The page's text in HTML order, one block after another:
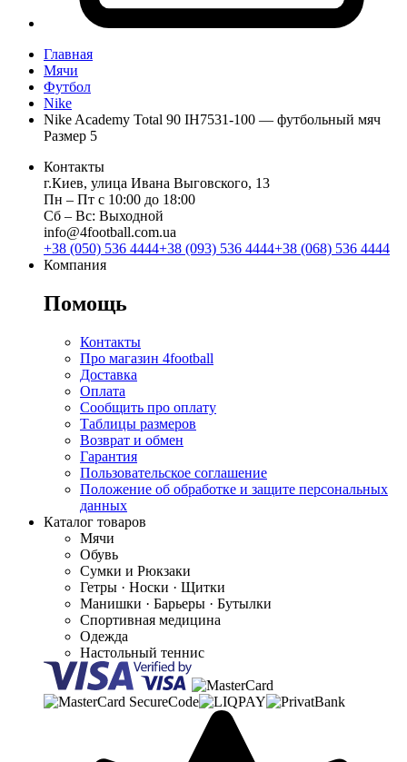
Главная
Мячи
Футбол
Nike
Nike Academy Total 90 IH7531-100 — футбольный мяч
Размер 5
Контакты
г.Киев, улица Ивана Выговского, 13
Пн ‒ Пт с 10:00 до 18:00
Сб ‒ Вс: Выходной
info@4football.com.ua
+38 (050) 536 4444+38 (093) 536 4444+38 (068) 536 4444
Компания
Помощь
Контакты
Про магазин 4football
Доставка
Оплата
Сообщить про оплату
Таблицы размеров
Возврат и обмен
Гарантия
Пользовательское соглашение
Положение об обработке и защите персональных
данных
Каталог товаров
Мячи
Обувь
Сумки и Рюкзаки
Гетры · Носки · Щитки
Манишки · Барьеры · Бутылки
Спортивная медицина
Одежда
Настольный теннис